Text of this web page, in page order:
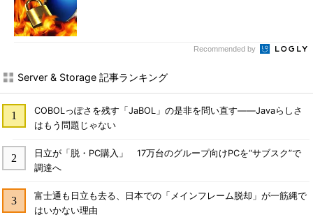
Recommended by
Server & Storage 記事ランキング
COBOLっぽさを残す「JaBOL」の是非を問い直す――Javaらしさ
はもう問題じゃない
日立が「脱・PC購入」 17万台のグループ向けPCを“サブスク”で
調達へ
富士通も日立も去る、日本での「メインフレーム脱却」が一筋縄で
はいかない理由